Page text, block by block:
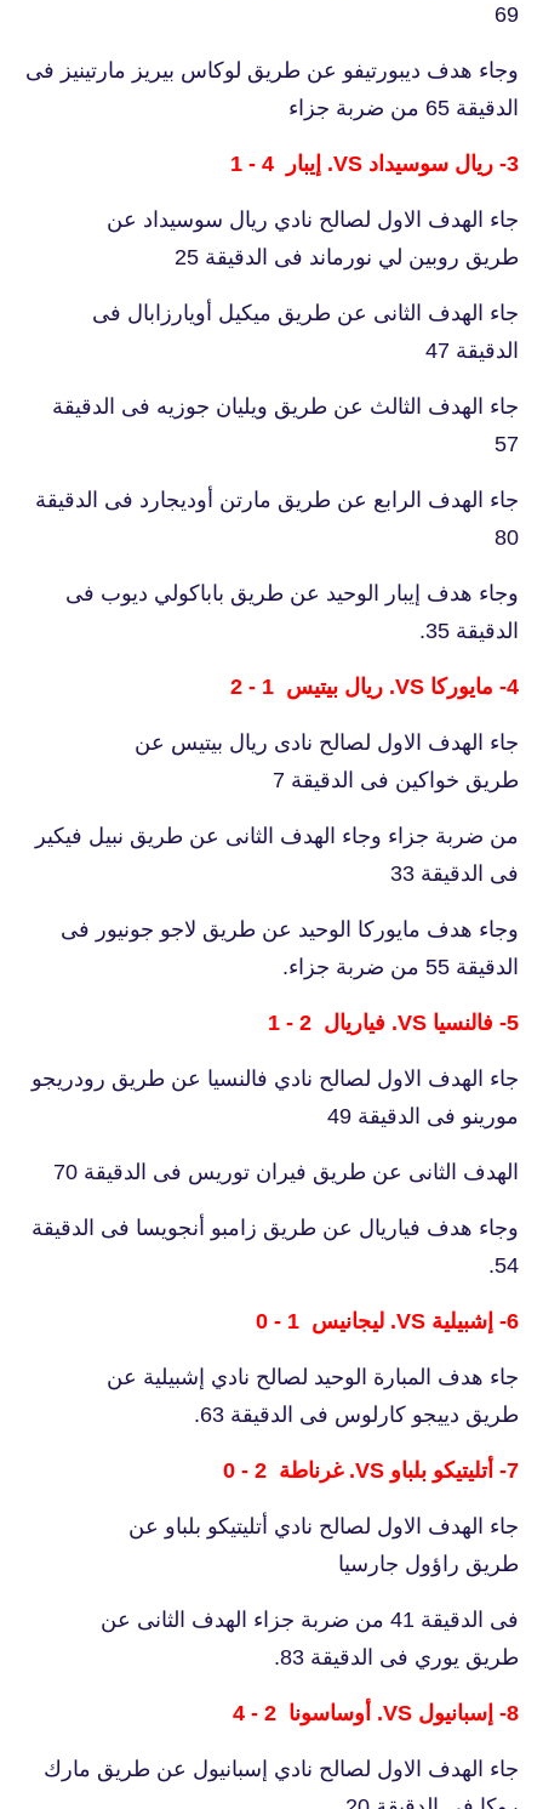
69
وجاء هدف ديبورتيفو عن طريق لوكاس بيريز مارتينيز فى
الدقيقة 65 من ضربة جزاء
3- ريال سوسيداد VS. إيبار 4 - 1
جاء الهدف الاول لصالح نادي ريال سوسيداد عن
طريق روبين لي نورماند فى الدقيقة 25
جاء الهدف الثانى عن طريق ميكيل أويارزابال فى
الدقيقة 47
جاء الهدف الثالث عن طريق ويليان جوزيه فى الدقيقة
57
جاء الهدف الرابع عن طريق مارتن أوديجارد فى الدقيقة
80
وجاء هدف إيبار الوحيد عن طريق باباكولي ديوب فى
الدقيقة 35.
4- مايوركا VS. ريال بيتيس 1 - 2
جاء الهدف الاول لصالح نادى ريال بيتيس عن
طريق خواكين فى الدقيقة 7
من ضربة جزاء وجاء الهدف الثانى عن طريق نبيل فيكير
فى الدقيقة 33
وجاء هدف مايوركا الوحيد عن طريق لاجو جونيور فى
الدقيقة 55 من ضربة جزاء.
5- فالنسيا VS. فياريال 2 - 1
جاء الهدف الاول لصالح نادي فالنسيا عن طريق رودريجو
مورينو فى الدقيقة 49
الهدف الثانى عن طريق فيران توريس فى الدقيقة 70
وجاء هدف فياريال عن طريق زامبو أنجويسا فى الدقيقة
54.
6- إشبيلية VS. ليجانيس 1 - 0
جاء هدف المبارة الوحيد لصالح نادي إشبيلية عن
طريق دييجو كارلوس فى الدقيقة 63.
7- أتليتيكو بلباو VS. غرناطة 2 - 0
جاء الهدف الاول لصالح نادي أتليتيكو بلباو عن
طريق راؤول جارسيا
فى الدقيقة 41 من ضربة جزاء الهدف الثانى عن
طريق يوري فى الدقيقة 83.
8- إسبانيول VS. أوساسونا 2 - 4
جاء الهدف الاول لصالح نادي إسبانيول عن طريق مارك